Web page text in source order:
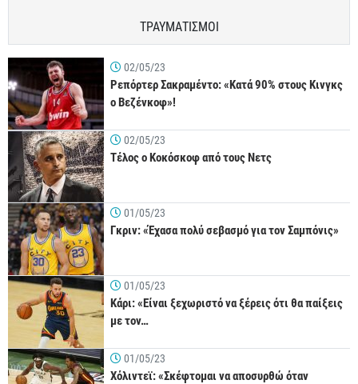
ΤΡΑΥΜΑΤΙΣΜΟΙ
02/05/23
Ρεπόρτερ Σακραμέντο: «Κατά 90% στους Κινγκς
ο Βεζένκοφ»!
02/05/23
Τέλος ο Κοκόσκοφ από τους Νετς
01/05/23
Γκριν: «Έχασα πολύ σεβασμό για τον Σαμπόνις»
01/05/23
Κάρι: «Είναι ξεχωριστό να ξέρεις ότι θα παίξεις
με τον…
01/05/23
Χόλιντεϊ: «Σκέφτομαι να αποσυρθώ όταν